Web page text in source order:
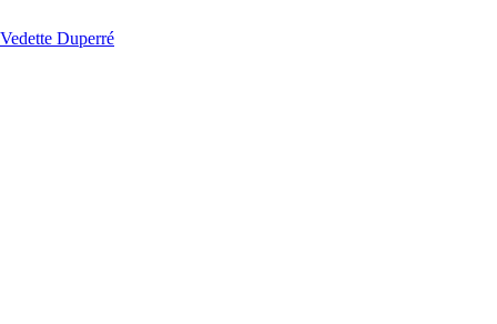
Vedette Duperré